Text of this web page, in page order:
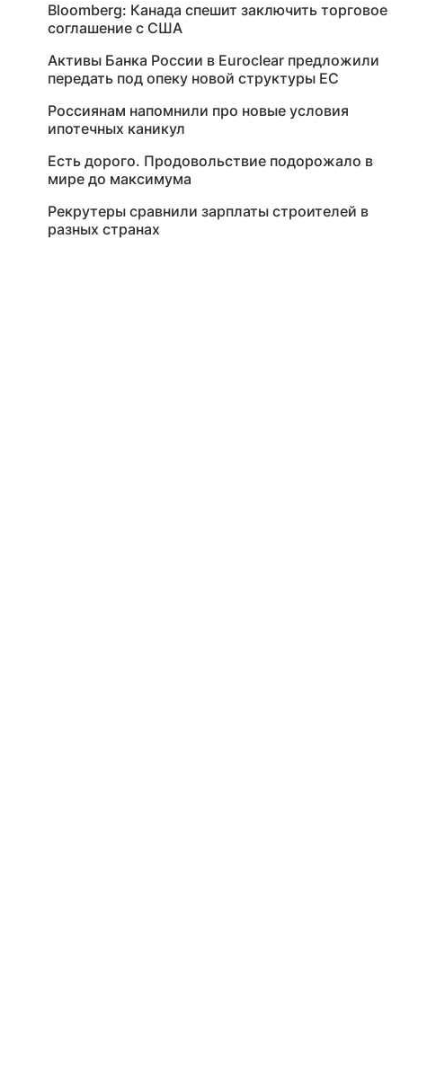
Bloomberg: Канада спешит заключить торговое
соглашение с США
Активы Банка России в Euroclear предложили
передать под опеку новой структуры ЕС
Россиянам напомнили про новые условия
ипотечных каникул
Есть дорого. Продовольствие подорожало в
мире до максимума
Рекрутеры сравнили зарплаты строителей в
разных странах